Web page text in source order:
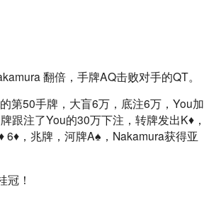
翻倍，手牌AQ击败对手的QT。
第50手牌，大盲6万，底注6万，You加
跟注了You的30万下注，转牌发出K♦，
，兆牌，河牌A♠，Nakamura获得亚